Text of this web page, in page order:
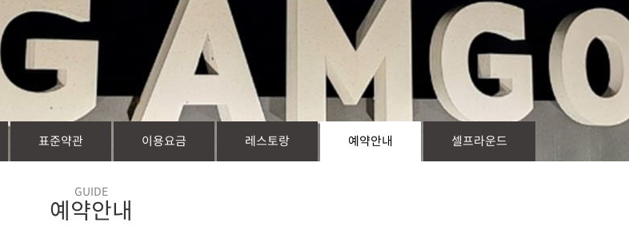
표준약관 이용요금 레스토랑 예약안내 셀프라운드
GUIDE
예약안내